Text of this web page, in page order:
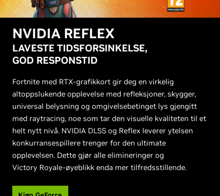
NVIDIA REFLEX
LAVESTE TIDSFORSINKELSE,
GOD RESPONSTID
Fortnite med RTX-grafikkort gir deg en virkelig
altoppslukende opplevelse med refleksjoner, skygger,
universal belysning og omgivelsebetinget lys gjengitt
med raytracing, noe som tar den visuelle kvaliteten til et
helt nytt nivå. NVIDIA DLSS og Reflex leverer ytelsen
konkurransespillere trenger for den ultimate
opplevelsen. Dette gjør alle elimineringer og
Victory Royale-øyeblikk enda mer tilfredsstillende.